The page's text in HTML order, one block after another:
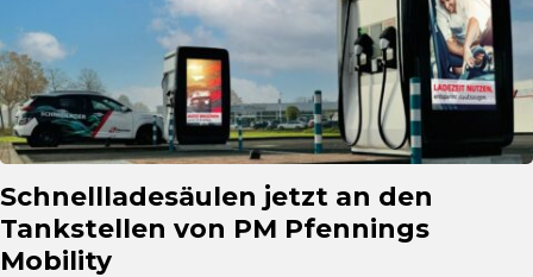
Schnellladesäulen jetzt an den
Tankstellen von PM Pfennings
Mobility